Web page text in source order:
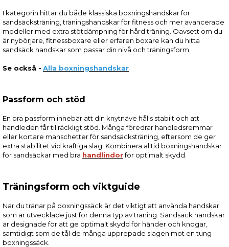
I kategorin hittar du både klassiska boxningshandskar för
sandsäcksträning, träningshandskar för fitness och mer avancerade
modeller med extra stötdämpning för hård träning. Oavsett om du
är nybörjare, fitnessboxare eller erfaren boxare kan du hitta
sandsäck handskar som passar din nivå och träningsform.
Se också - Alla boxningshandskar
Passform och stöd
En bra passform innebär att din knytnäve hålls stabilt och att
handleden får tillräckligt stöd. Många föredrar handledsremmar
eller kortare manschetter för sandsäcksträning, eftersom de ger
extra stabilitet vid kraftiga slag. Kombinera alltid boxningshandskar
för sandsäckar med bra handlindorför optimalt skydd.
Träningsform och viktguide
När du tränar på boxningssäck är det viktigt att använda handskar
som är utvecklade just för denna typ av träning. Sandsäck handskar
är designade för att ge optimalt skydd för händer och knogar,
samtidigt som de tål de många upprepade slagen mot en tung
boxningssäck.